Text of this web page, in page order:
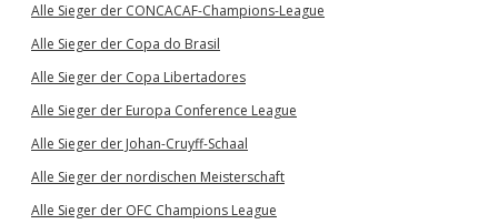
Alle Sieger der CONCACAF-Champions-League
Alle Sieger der Copa do Brasil
Alle Sieger der Copa Libertadores
Alle Sieger der Europa Conference League
Alle Sieger der Johan-Cruyff-Schaal
Alle Sieger der nordischen Meisterschaft
Alle Sieger der OFC Champions League